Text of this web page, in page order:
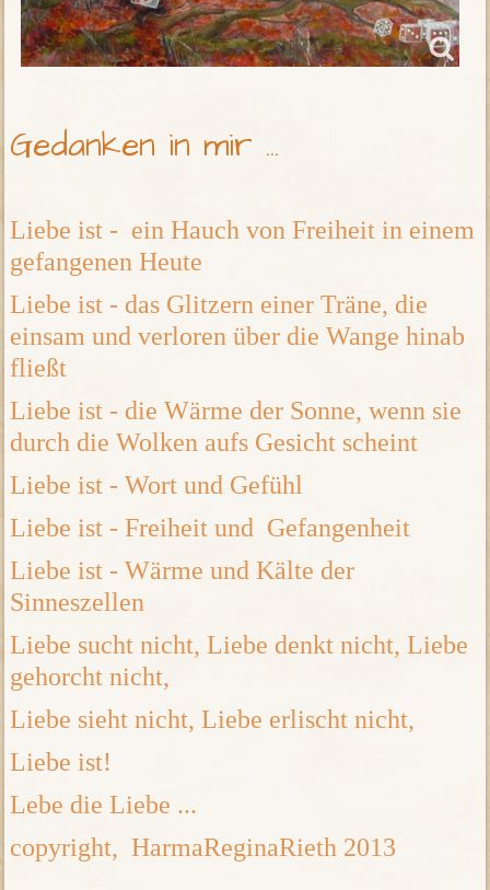
Gedanken in mir ...
Liebe ist - ein Hauch von Freiheit in einem
gefangenen Heute
Liebe ist - das Glitzern einer Träne, die
einsam und verloren über die Wange hinab
fließt
Liebe ist - die Wärme der Sonne, wenn sie
durch die Wolken aufs Gesicht scheint
Liebe ist - Wort und Gefühl
Liebe ist - Freiheit und Gefangenheit
Liebe ist - Wärme und Kälte der
Sinneszellen
Liebe sucht nicht, Liebe denkt nicht, Liebe
gehorcht nicht,
Liebe sieht nicht, Liebe erlischt nicht,
Liebe ist!
Lebe die Liebe ...
copyright, HarmaReginaRieth 2013